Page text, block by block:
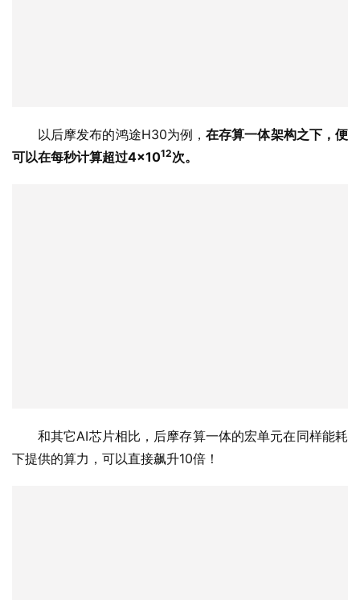
以后摩发布的鸿途H30为例，在存算一体架构之下，便
可以在每秒计算超过4×1012次。
和其它AI芯片相比，后摩存算一体的宏单元在同样能耗
下提供的算力，可以直接飙升10倍！